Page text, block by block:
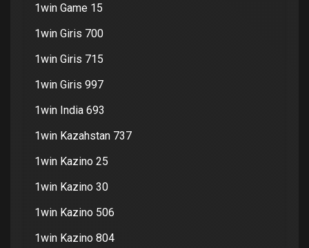
1win Game 15
1win Giris 700
1win Giris 715
1win Giris 997
1win India 693
1win Kazahstan 737
1win Kazino 25
1win Kazino 30
1win Kazino 506
1win Kazino 804